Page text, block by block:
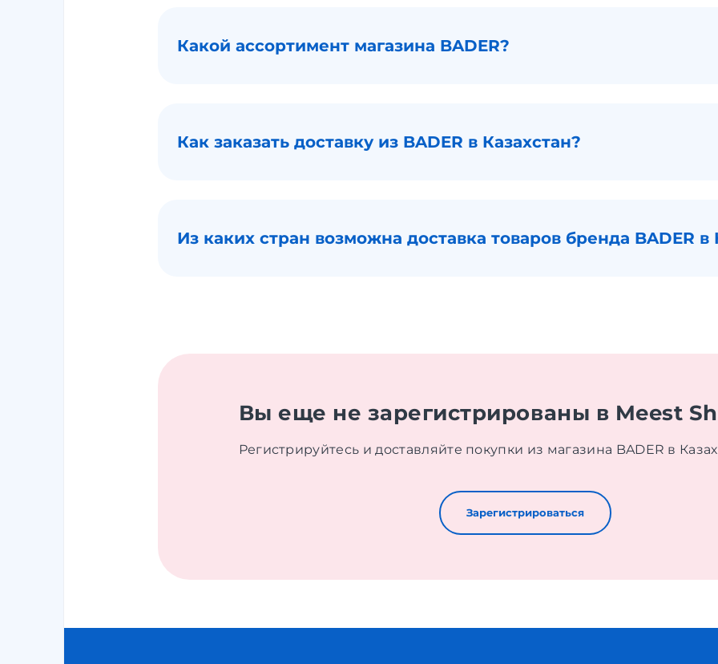
Какой ассортимент магазина BADER?
Как заказать доставку из BADER в Казахстан?
Из каких стран возможна доставка товаров бренда BADER в
Вы еще не зарегистрированы в Meest
Регистрируйтесь и доставляйте покупки из магазина BADER в
Зарегистрироваться